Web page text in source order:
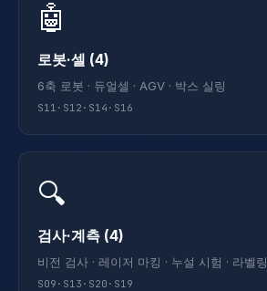
🤖
로봇·셀 (4)
6축 로봇 · 듀얼셀 · AGV · 박스 실링
S11·S12·S14·S16
🔍
검사·계측 (4)
비전 검사 · 레이저 마킹 · 누설 시험 · 라벨링
S09·S13·S20·S19